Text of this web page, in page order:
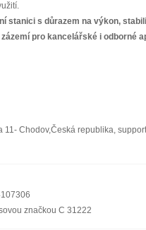
stanici s důrazem na výkon,
pro kancelářské i odborné
11- Chodov,Česká republika,
značkou C 31222